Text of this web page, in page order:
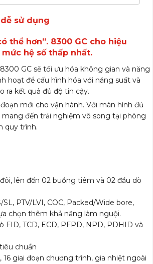
sử dụng
thể hơn”. 8300 GC cho hiệu
hệ số thấp nhất.
GC sẽ tối ưu hóa không gian và năng
hoạt để cấu hình hóa với năng suất và
ra kết quả đủ độ tin cậy.
mới cho vận hành. Với màn hình đủ
mang đến trải nghiệm vô song tại phòng
quy trình.
lên đến 02 buồng tiêm và 02 đầu dò
PTV/LVI, COC, Packed/Wide bore,
chọn thêm khả năng làm nguội.
FID, TCD, ECD, PFPD, NPD, PDHID và
chuẩn
16 giai đoạn chương trình, gia nhiệt ngoài